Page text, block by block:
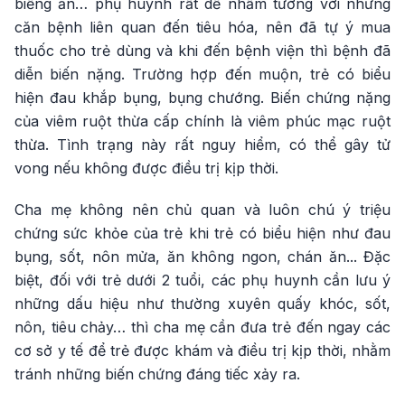
biếng ăn… phụ huynh rất dễ nhầm tưởng với những
căn bệnh liên quan đến tiêu hóa, nên đã tự ý mua
thuốc cho trẻ dùng và khi đến bệnh viện thì bệnh đã
diễn biến nặng. Trường hợp đến muộn, trẻ có biểu
hiện đau khắp bụng, bụng chướng. Biến chứng nặng
của viêm ruột thừa cấp chính là viêm phúc mạc ruột
thừa. Tình trạng này rất nguy hiểm, có thể gây tử
vong nếu không được điều trị kịp thời.
Cha mẹ không nên chủ quan và luôn chú ý triệu
chứng sức khỏe của trẻ khi trẻ có biểu hiện như đau
bụng, sốt, nôn mửa, ăn không ngon, chán ăn... Đặc
biệt, đối với trẻ dưới 2 tuổi, các phụ huynh cần lưu ý
những dấu hiệu như thường xuyên quấy khóc, sốt,
nôn, tiêu chảy… thì cha mẹ cần đưa trẻ đến ngay các
cơ sở y tế để trẻ được khám và điều trị kịp thời, nhằm
tránh những biến chứng đáng tiếc xảy ra.